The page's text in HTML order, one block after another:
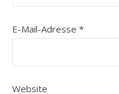
E-Mail-Adresse *
Website